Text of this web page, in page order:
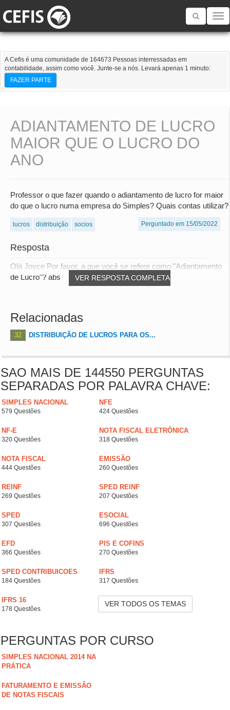
Toggle
A Cefis é uma comunidade de 164673 Pessoas interressadas em
contabilidade, assim como você. Junte-se a nós. Levará apenas 1 minuto:
FAZER PARTE
ADIANTAMENTO DE LUCRO
MAIOR QUE O LUCRO DO
ANO
Professor o que fazer quando o adiantamento de lucro for maior
do que o lucro numa empresa do Simples? Quais contas utilizar?
lucros distribuição socios Perguntado em 15/05/2022
Resposta
VER RESPOSTA COMPLETA
Olá Joyce Por favor, a que você se refere como "Adiantamento
de Lucro"? abs
Relacionadas
32 DISTRIBUIÇÃO DE LUCROS PARA OS...
SAO MAIS DE 144550 PERGUNTAS
SEPARADAS POR PALAVRA CHAVE:
SIMPLES NACIONAL
579 Questões
NFE
424 Questões
NF-E
320 Questões
NOTA FISCAL ELETRÔNICA
318 Questões
NOTA FISCAL
444 Questões
EMISSÃO
260 Questões
REINF
269 Questões
SPED REINF
207 Questões
SPED
307 Questões
ESOCIAL
696 Questões
EFD
366 Questões
PIS E COFINS
270 Questões
SPED CONTRIBUICOES
184 Questões
IFRS
317 Questões
IFRS 16
178 Questões
VER TODOS OS TEMAS
PERGUNTAS POR CURSO
SIMPLES NACIONAL 2014 NA
PRÁTICA
FATURAMENTO E EMISSÃO
DE NOTAS FISCAIS